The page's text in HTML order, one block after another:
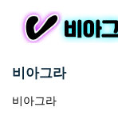
비아그라
비아그라